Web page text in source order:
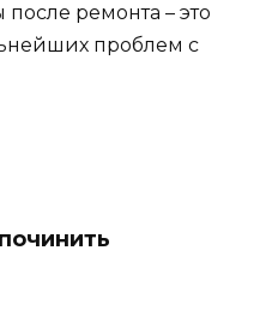
ремонта – это
проблем с